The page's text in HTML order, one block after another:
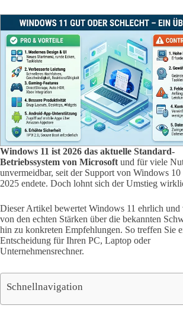
Windows 11 ist 2026 das aktuelle Standard-
Betriebssystem von Microsoft und für viele
unvermeidbar, seit der Support von Windows
2025 endete. Doch lohnt sich der Umstieg
Dieser Artikel bewertet Windows 11 ehrlich und
von den echten Stärken über die bekannten
hin zu konkreten Empfehlungen. So treffen Sie
Entscheidung für Ihren PC, Laptop oder
Unternehmensrechner.
Schnellnavigation